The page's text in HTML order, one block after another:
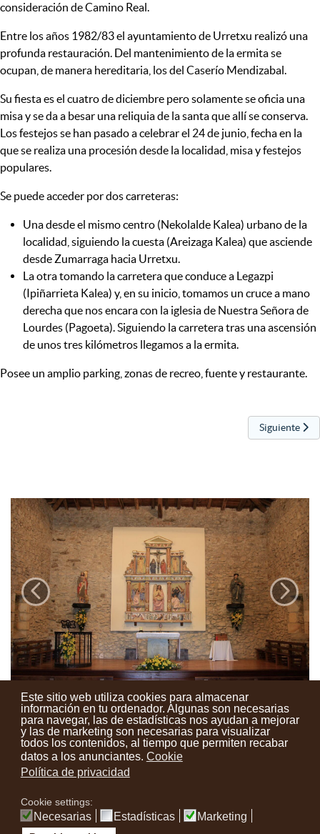
Este sitio web utiliza cookies para almacenar
información en tu ordenador. Algunas son necesarias
para navegar, las de estadísticas nos ayudan a mejorar
y las de marketing son necesarias para visualizar
todos los contenidos, al tiempo que permiten recabar
datos a los anunciantes. Cookie
Política de privacidad
Cookie settings:
Necesarias Estadísticas Marketing
consideración de Camino Real.
Entre los años 1982/83 el ayuntamiento de Urretxu realizó una
profunda restauración. Del mantenimiento de la ermita se
ocupan, de manera hereditaria, los del Caserío Mendizabal.
Su fiesta es el cuatro de diciembre pero solamente se oficia una
misa y se da a besar una reliquia de la santa que allí se conserva.
Los festejos se han pasado a celebrar el 24 de junio, fecha en la
que se realiza una procesión desde la localidad, misa y festejos
populares.
Se puede acceder por dos carreteras:
Una desde el mismo centro (Nekolalde Kalea) urbano de la
localidad, siguiendo la cuesta (Areizaga Kalea) que asciende
desde Zumarraga hacia Urretxu.
La otra tomando la carretera que conduce a Legazpi
(Ipiñarrieta Kalea) y, en su inicio, tomamos un cruce a mano
derecha que nos encara con la iglesia de Nuestra Señora de
Lourdes (Pagoeta). Siguiendo la carretera tras una ascensión
de unos tres kilómetros llegamos a la ermita.
Posee un amplio parking, zonas de recreo, fuente y restaurante.
Artículo
Siguiente
Contactos Condiciones de uso Aviso legal
Noticias
Tu opinión cuenta
instagram
facebookyoutube